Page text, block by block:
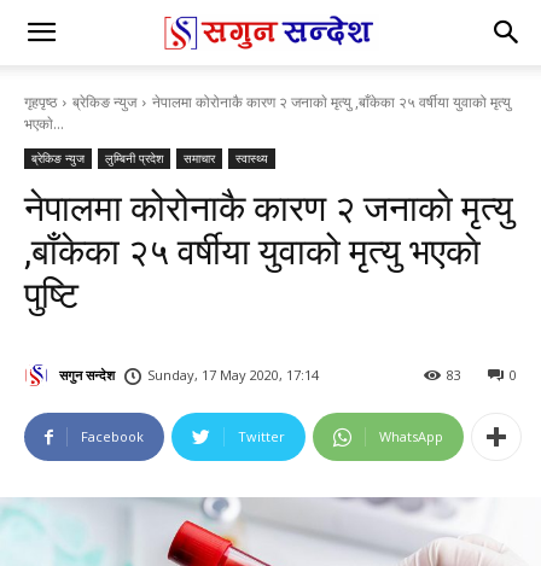
गृहपृष्ठ ब्रेकिङ न्युज
नेपालमा कोरोनाकै कारण २ जनाकाे मृत्यु ,बाँकेका २५ वर्षीया युवाको मृत्यु
भएकाे...
ब्रेकिङ न्युज लुम्बिनी प्रदेश समाचार स्वास्थ्य
नेपालमा कोरोनाकै कारण २ जनाकाे मृत्यु
,बाँकेका २५ वर्षीया युवाको मृत्यु भएकाे
पुष्टि
सगुन सन्देश Sunday, 17 May 2020, 17:14 0
83
Facebook Twitter WhatsApp